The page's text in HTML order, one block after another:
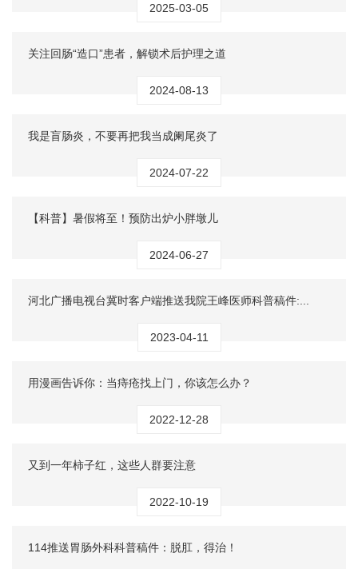
2025-03-05
关注回肠“造口”患者，解锁术后护理之道
2024-08-13
我是盲肠炎，不要再把我当成阑尾炎了
2024-07-22
【科普】暑假将至！预防出炉小胖墩儿
2024-06-27
河北广播电视台冀时客户端推送我院王峰医师科普稿件:...
2023-04-11
用漫画告诉你：当痔疮找上门，你该怎么办？
2022-12-28
又到一年柿子红，这些人群要注意
2022-10-19
114推送胃肠外科科普稿件：脱肛，得治！